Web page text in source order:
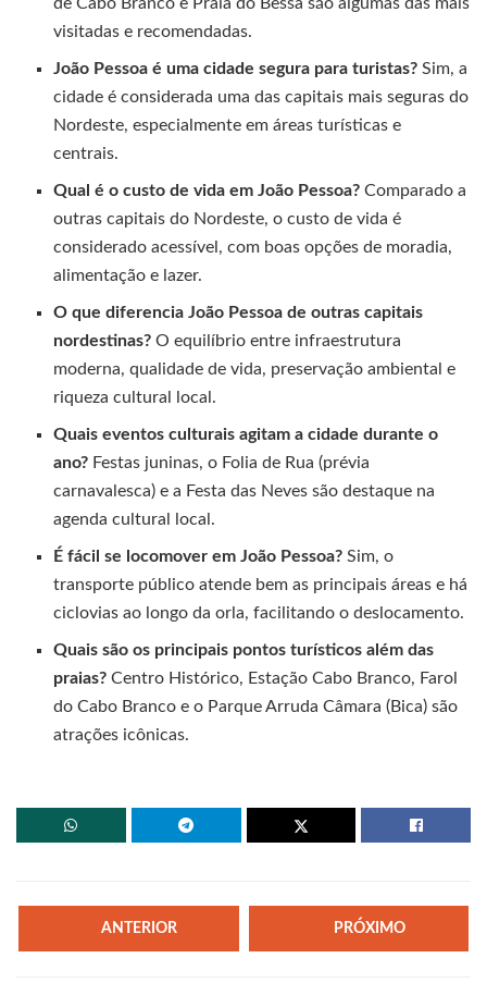
visitadas e recomendadas.
João Pessoa é uma cidade segura para turistas? Sim, a
cidade é considerada uma das capitais mais seguras do
Nordeste, especialmente em áreas turísticas e
centrais.
Qual é o custo de vida em João Pessoa? Comparado a
outras capitais do Nordeste, o custo de vida é
considerado acessível, com boas opções de moradia,
alimentação e lazer.
O que diferencia João Pessoa de outras capitais
nordestinas? O equilíbrio entre infraestrutura
moderna, qualidade de vida, preservação ambiental e
riqueza cultural local.
Quais eventos culturais agitam a cidade durante o
ano? Festas juninas, o Folia de Rua (prévia
carnavalesca) e a Festa das Neves são destaque na
agenda cultural local.
É fácil se locomover em João Pessoa? Sim, o
transporte público atende bem as principais áreas e há
ciclovias ao longo da orla, facilitando o deslocamento.
Quais são os principais pontos turísticos além das
praias? Centro Histórico, Estação Cabo Branco, Farol
do Cabo Branco e o Parque Arruda Câmara (Bica) são
atrações icônicas.
ANTERIOR PRÓXIMO